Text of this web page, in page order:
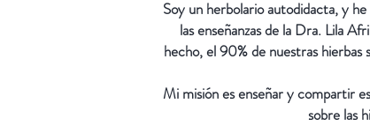
Soy un herbolario autodidacta, y
las enseñanzas de la Dra. Lila
hecho, el 90% de nuestras hierbas
Mi misión es enseñar y compartir
sobre las